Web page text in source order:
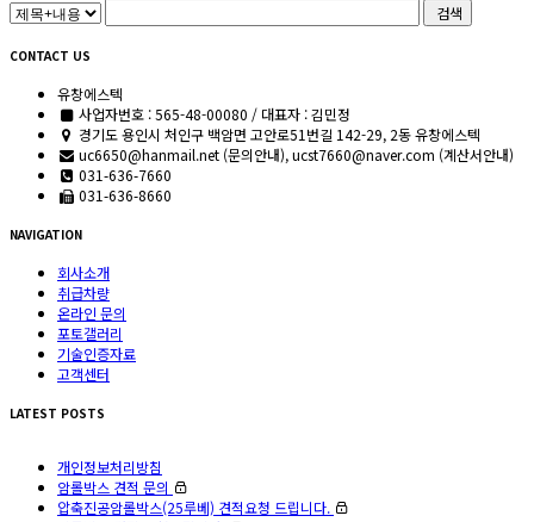
검색
CONTACT US
유창에스텍
사업자번호 : 565-48-00080 / 대표자 : 김민정
경기도 용인시 처인구 백암면 고안로51번길 142-29, 2동 유창에스텍
uc6650@hanmail.net (문의안내), ucst7660@naver.com (계산서안내)
031-636-7660
031-636-8660
NAVIGATION
회사소개
취급차량
온라인 문의
포토갤러리
기술인증자료
고객센터
LATEST POSTS
개인정보처리방침
암롤박스 견적 문의
압축진공암롤박스(25루베) 견적요청 드립니다.